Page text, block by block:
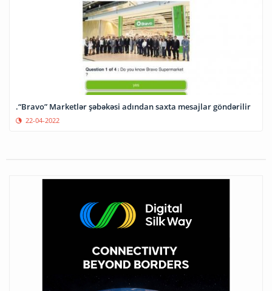
.“Bravo” Marketlər şəbəkəsi adından saxta mesajlar göndərilir
22-04-2022